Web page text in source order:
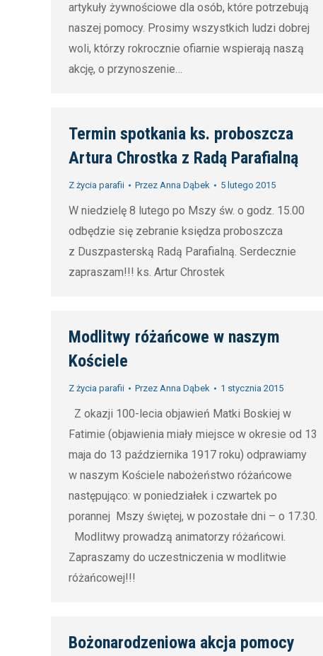
artykuły żywnościowe dla osób, które potrzebują
naszej pomocy. Prosimy wszystkich ludzi dobrej
woli, którzy rokrocznie ofiarnie wspierają naszą
akcję, o przynoszenie…
Termin spotkania ks. proboszcza
Artura Chrostka z Radą Parafialną
Z życia parafii Przez Anna Dąbek 5 lutego 2015
W niedzielę 8 lutego po Mszy św. o godz. 15.00
odbędzie się zebranie księdza proboszcza
z Duszpasterską Radą Parafialną. Serdecznie
zapraszam!!! ks. Artur Chrostek
Modlitwy różańcowe w naszym
Kościele
Z życia parafii Przez Anna Dąbek 1 stycznia 2015
Z okazji 100-lecia objawień Matki Boskiej w
Fatimie (objawienia miały miejsce w okresie od 13
maja do 13 października 1917 roku) odprawiamy
w naszym Kościele nabożeństwo różańcowe
następująco: w poniedziałek i czwartek po
porannej Mszy świętej, w pozostałe dni – o 17.30.
Modlitwy prowadzą animatorzy różańcowi.
Zapraszamy do uczestniczenia w modlitwie
różańcowej!!!
Bożonarodzeniowa akcja pomocy